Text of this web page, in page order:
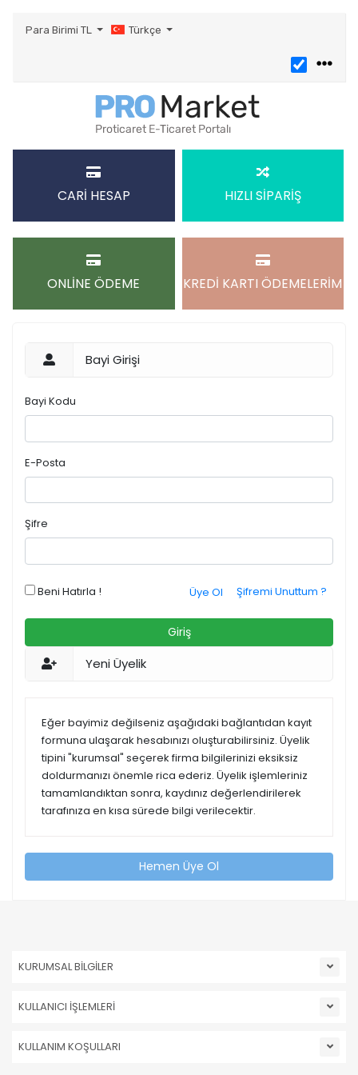
Para Birimi TL Türkçe
CARİ HESAP HIZLI SİPARİŞ
ONLİNE ÖDEME KREDİ KARTI ÖDEMELERİM
Bayi Girişi
Bayi Kodu
E-Posta
Şifre
Beni Hatırla ! Şifremi Unuttum ?
Üye Ol
Giriş
Yeni Üyelik
Eğer bayimiz değilseniz aşağıdaki bağlantıdan kayıt
formuna ulaşarak hesabınızı oluşturabilirsiniz. Üyelik
tipini "kurumsal" seçerek firma bilgilerinizi eksiksiz
doldurmanızı önemle rica ederiz. Üyelik işlemleriniz
tamamlandıktan sonra, kaydınız değerlendirilerek
tarafınıza en kısa sürede bilgi verilecektir.
Hemen Üye Ol
KURUMSAL BİLGİLER
KULLANICI İŞLEMLERİ
KULLANIM KOŞULLARI